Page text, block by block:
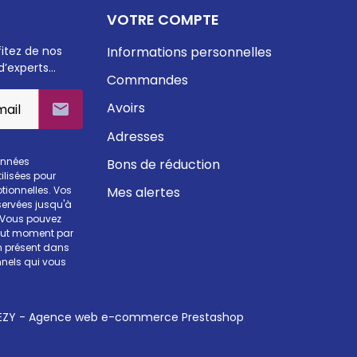
de nos

pour
Vos
jusqu'à
pouvez
moment par
présent dans
qui vous
VOTRE COMPTE
Informations personnelles
Commandes
Avoirs
Adresses
Bons de réduction
Mes alertes
- Agence web e-commerce Prestashop